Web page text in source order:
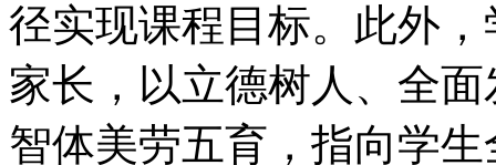
径实现课程目标。此外
家长，以立德树人、全
智体美劳五育，指向学